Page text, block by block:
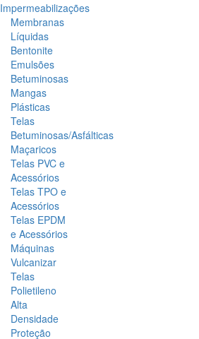
Impermeabilizações
Membranas
Líquidas
Bentonite
Emulsões
Betuminosas
Mangas
Plásticas
Telas
Betuminosas/Asfálticas
Maçaricos
Telas PVC e
Acessórios
Telas TPO e
Acessórios
Telas EPDM
e Acessórios
Máquinas
Vulcanizar
Telas
Polietileno
Alta
Densidade
Proteção